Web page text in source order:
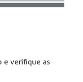
e verifique as